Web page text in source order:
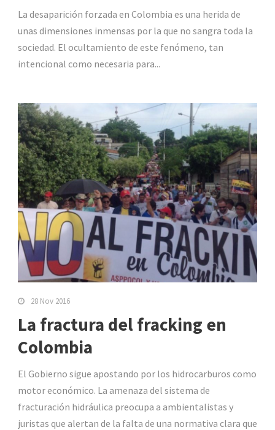
La desaparición forzada en Colombia es una herida de
unas dimensiones inmensas por la que no sangra toda la
sociedad. El ocultamiento de este fenómeno, tan
intencional como necesaria para...
28 Nov 2016
La fractura del fracking en
Colombia
El Gobierno sigue apostando por los hidrocarburos como
motor económico. La amenaza del sistema de
fracturación hidráulica preocupa a ambientalistas y
juristas que alertan de la falta de una normativa clara que